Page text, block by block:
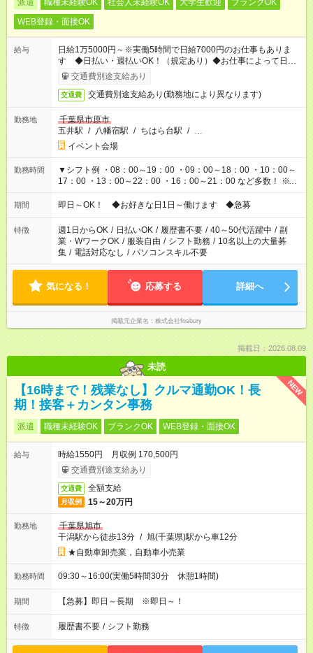
派遣 職種未経験OK 社会人未経験OK 大学生歓迎
ブランクOK
WEB登録・面接OK
給与
日給1万5000円～※実働5時間で日給7000円のお仕事もありま
す ◆日払い・週払いOK！（規定あり）◆お仕事によって日給も
異なります
交通費別途支給あり
交通費 交通費別途支給あり(勤務地により異なります)
勤務地
千葉県市原市
五井駅 / 八幡宿駅 / ちはら台駅 / …
イベント会場
勤務時間
▼シフト例 ・08：00～19：00 ・09：00～18：00 ・10：00～
17：00 ・13：00～22：00 ・16：00～21：00 など多数！ ※お
仕事により勤務時間が異なります
期間 即日～OK！ ◆お好きな日1日～働けます ◆急募
特徴 週1日からOK / 日払いOK / 履歴書不要 / 40～50代活躍中 / 副
業・WワークOK / 服装自由 / シフト勤務 / 10名以上の大量募
集 / 電話対応なし / パソコンスキル不要
気になる！ 応募する 詳細へ
掲載元企業名 株式会社fosbury
掲載日：2026.08.09
未読
NEW
【16時まで！残業なし】クルマ通勤OK！長
期！接客＋カンタン事務
派遣 職種未経験OK ブランクOK WEB登録・面接OK
給与
時給1550円 月収例 170,500円
交通費別途支給あり
交通費 全額支給
月収例 15～20万円
勤務地
千葉県旭市
干潟駅から徒歩13分 / 旭(千葉県)駅から車12分
★自動車卸売業，自動車小売業
勤務時間 09:30～16:00(実働5時間30分 休憩1時間)
期間 【急募】即日～長期 ※即日～！
特徴 履歴書不要 / シフト勤務